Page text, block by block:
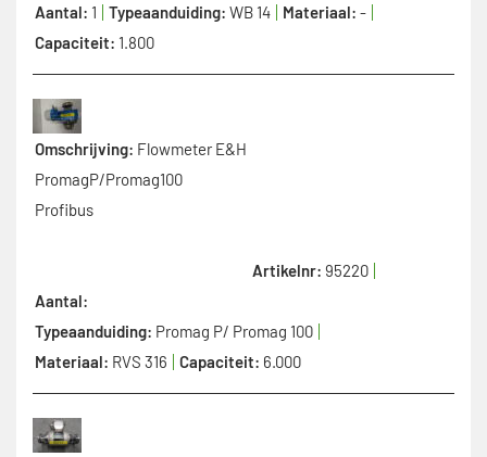
Aantal: 1 Typeaanduiding: WB 14 Materiaal: -
Capaciteit: 1.800
Omschrijving: Flowmeter E&H
PromagP/Promag100
Profibus
Artikelnr: 95220
Aantal:
Typeaanduiding: Promag P/ Promag 100
Materiaal: RVS 316 Capaciteit: 6.000